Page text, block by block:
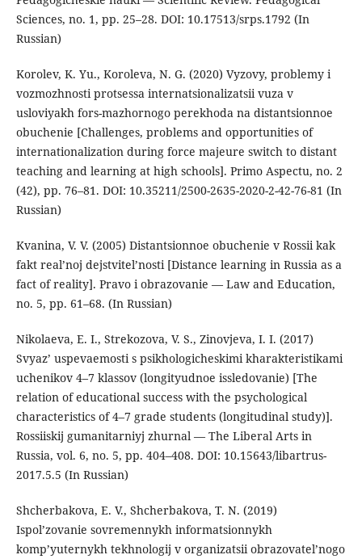
Sciences, no. 1, pp. 25–28. DOI: 10.17513/srps.1792 (In
Russian)
Korolev, K. Yu., Koroleva, N. G. (2020) Vyzovy, problemy i
vozmozhnosti protsessa internatsionalizatsii vuza v
usloviyakh fors-mazhornogo perekhoda na distantsionnoe
obuchenie [Challenges, problems and opportunities of
internationalization during force majeure switch to distant
teaching and learning at high schools]. Primo Aspectu, no. 2
(42), pp. 76–81. DOI: 10.35211/2500-2635-2020-2-42-76-81 (In
Russian)
Kvanina, V. V. (2005) Distantsionnoe obuchenie v Rossii kak
fakt real’noj dejstvitel’nosti [Distance learning in Russia as a
fact of reality]. Pravo i obrazovanie — Law and Education,
no. 5, pp. 61–68. (In Russian)
Nikolaeva, E. I., Strekozova, V. S., Zinovjeva, I. I. (2017)
Svyaz’ uspevaemosti s psikhologicheskimi kharakteristikami
uchenikov 4–7 klassov (longityudnoe issledovanie) [The
relation of educational success with the psychological
characteristics of 4–7 grade students (longitudinal study)].
Rossiiskij gumanitarniyj zhurnal — The Liberal Arts in
Russia, vol. 6, no. 5, pp. 404–408. DOI: 10.15643/libartrus-
2017.5.5 (In Russian)
Shcherbakova, E. V., Shcherbakova, T. N. (2019)
Ispol’zovanie sovremennykh informatsionnykh
komp’yuternykh tekhnologij v organizatsii obrazovatel’nogo